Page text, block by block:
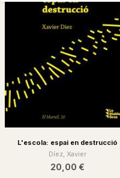
L'escola: espai en destrucció
Díez, Xavier
20,00 €